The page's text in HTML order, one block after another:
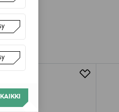
koosta riippuen
valittuun osoitteeseen.
tuotteen vastaanottamisesta.
tuotteen sinetin tulee olla ehjä.